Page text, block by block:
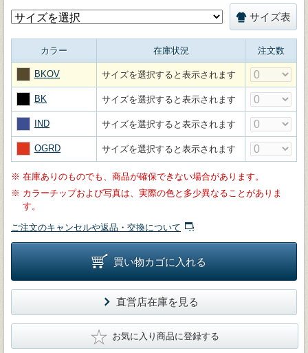
サイズ表
カラー 在庫状況 注文数
BKOV サイズを選択すると表示されます
BK サイズを選択すると表示されます
IND サイズを選択すると表示されます
OGRD サイズを選択すると表示されます
※ 在庫ありのものでも、商品が確保できない場合があります。
※ カラーチップおよび写真は、実際の色と多少異なることがありま
す。
ご注文のキャンセルや返品・交換について
買い物カゴに入れる
直営店在庫を見る
★ お気に入り商品に登録する